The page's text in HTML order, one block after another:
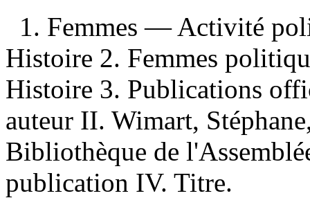
1. Femmes — Activité
Histoire 2. Femmes
Histoire 3. Publications
auteur II. Wimart,
Bibliothèque de
publication IV. Titre.